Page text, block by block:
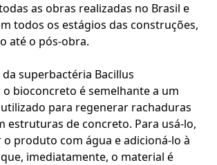
as obras realizadas no Brasil e
todos os estágios das construções,
até o pós-obra.
superbactéria Bacillus
bioconcreto é semelhante a um
para regenerar rachaduras
estruturas de concreto. Para usá-lo,
produto com água e adicioná-lo à
imediatamente, o material é